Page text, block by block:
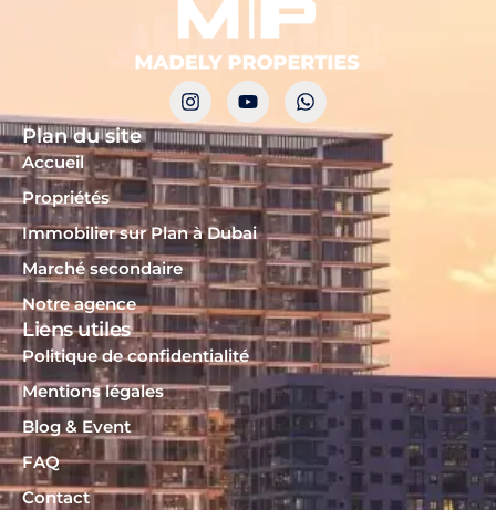
Plan du site
Accueil
Propriétés
Immobilier sur Plan à Dubai
Marché secondaire
Notre agence
Liens utiles
Politique de confidentialité
Mentions légales
Blog & Event
FAQ
Contact